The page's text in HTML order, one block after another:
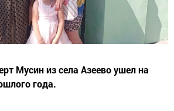
Мусин из села Азеево ушел на
года.